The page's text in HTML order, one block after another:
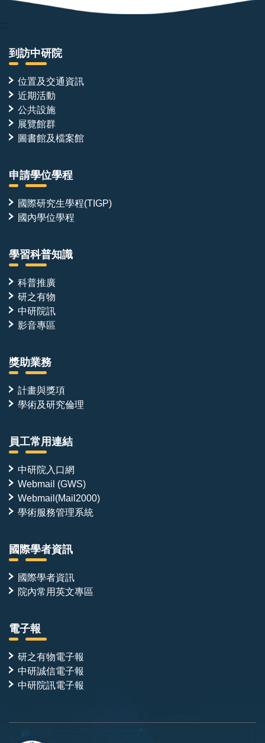
:::
到訪中研院
位置及交通資訊
近期活動
公共設施
展覽館群
圖書館及檔案館
申請學位學程
國際研究生學程(TIGP)
國內學位學程
學習科普知識
科普推廣
研之有物
中研院訊
影音專區
獎助業務
計畫與獎項
學術及研究倫理
員工常用連結
中研院入口網
Webmail (GWS)
Webmail(Mail2000)
學術服務管理系統
國際學者資訊
國際學者資訊
院內常用英文專區
電子報
研之有物電子報
中研誠信電子報
中研院訊電子報